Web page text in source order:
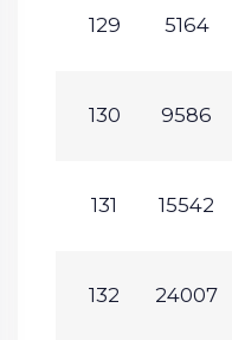
129 5164
130 9586
131 15542
132 24007